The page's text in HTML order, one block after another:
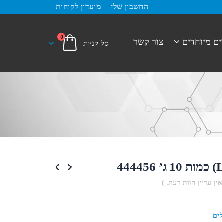
החשבון שלי מועדון לקוחות
מיוחדים צור קשר 0
עדיין חוות דעת. )